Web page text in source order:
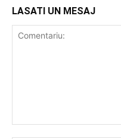
LASATI UN MESAJ